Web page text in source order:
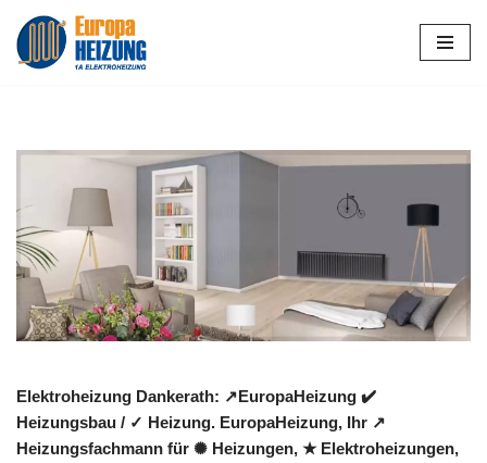
Zum
Elektroheizung Dankerath: ↗️EuropaHeizung ✔️
Heizungsbau / ✓ Heizung. EuropaHeizung, Ihr ↗️
Heizungsfachmann für ✺ Heizungen, ★ Elektroheizungen,